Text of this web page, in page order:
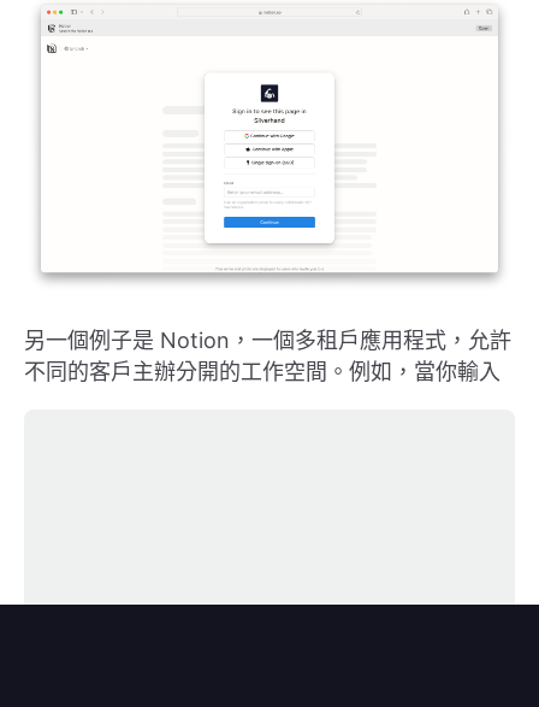
另一個例子是 Notion，一個多租戶應用程式，允許
不同的客戶主辦分開的工作空間。例如，當你輸入